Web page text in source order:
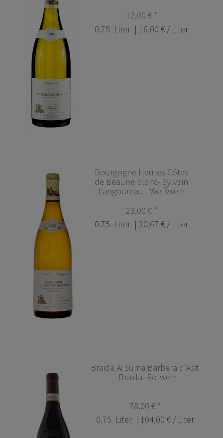
12,00 € *
0.75 Liter | 16,00 € / Liter
Bourgogne Hautes Côtes
de Beaune blanc- Sylvain
Langoureau - Weißwein
23,00 € *
0.75 Liter | 30,67 € / Liter
Braida Ai Suma Barbera d′Asti
- Braida -Rotwein
78,00 € *
0.75 Liter | 104,00 € / Liter